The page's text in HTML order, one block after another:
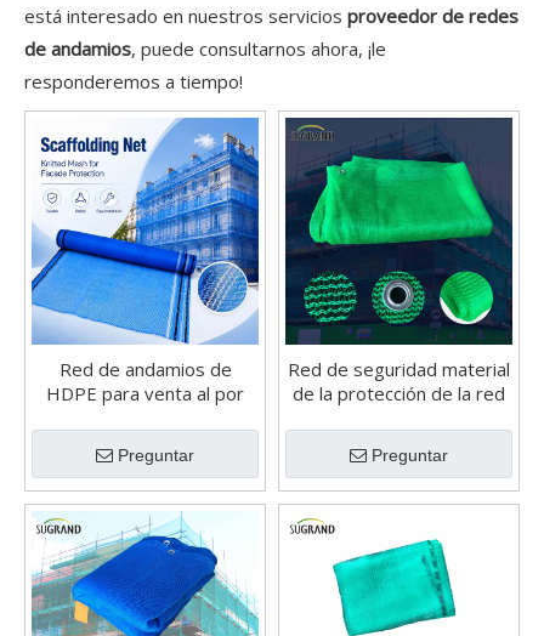
está interesado en nuestros servicios proveedor de redes
de andamios, puede consultarnos ahora, ¡le
responderemos a tiempo!
Red de andamios de
HDPE para venta al por
Preguntar
Red de seguridad material
de la protección de la red
andamio del HDPE
Preguntar